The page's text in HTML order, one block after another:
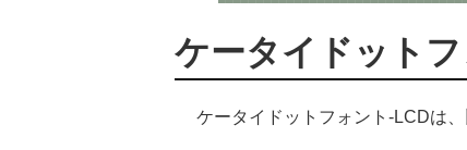
ケータイドット
ケータイドットフォント-LCDは